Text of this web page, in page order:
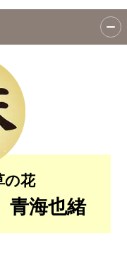
の花
青海也緒